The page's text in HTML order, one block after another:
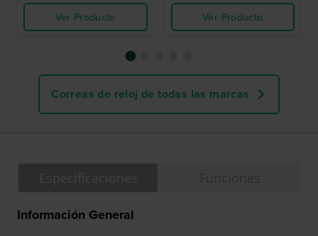
Ver Producto
Ver Producto
Correas de reloj de todas las marcas
Información General